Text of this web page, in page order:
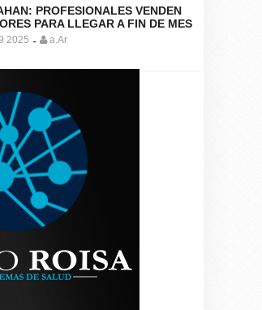
PROFESIONALES VENDEN
PARA LLEGAR A FIN DE MES
2025 - a.Ar